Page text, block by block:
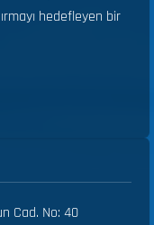
hedefleyen bir
Cad. No: 40